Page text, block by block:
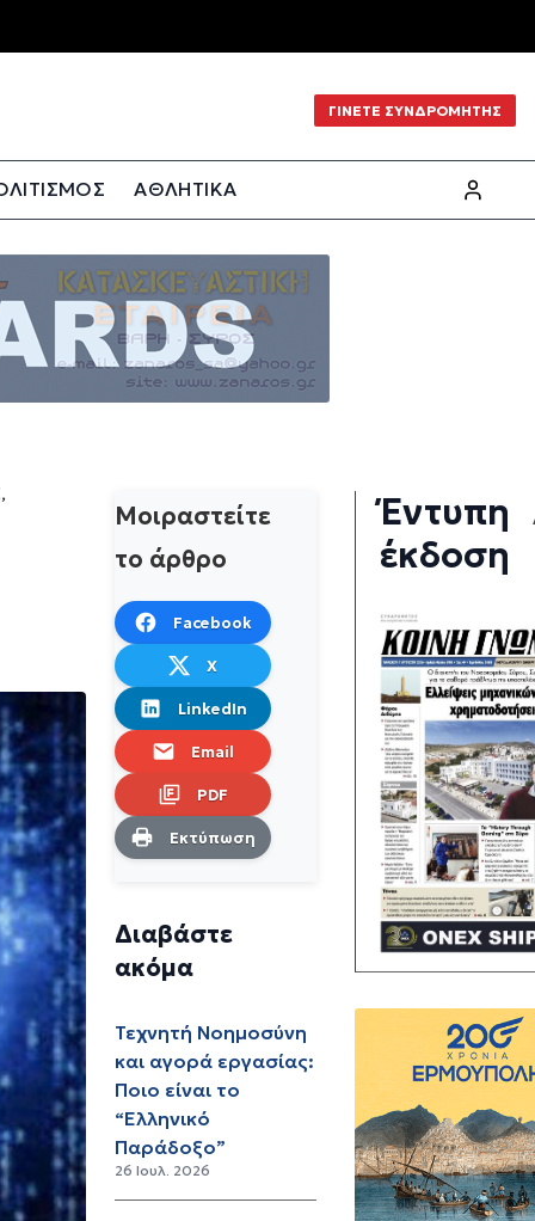
ΓΙΝΕΤΕ ΣΥΝΔΡΟΜΗΤΗΣ
ΑΘΛΗΤΙΚΑ
Μοιραστείτε
το άρθρο
Facebook
X
LinkedIn
Email
PDF
Εκτύπωση
Διαβάστε
ακόμα
Τεχνητή Νοημοσύνη
και αγορά εργασίας:
Ποιο είναι το
“Ελληνικό
Παράδοξο”
26 Ιουλ. 2026
Έντυπη
έκδοση